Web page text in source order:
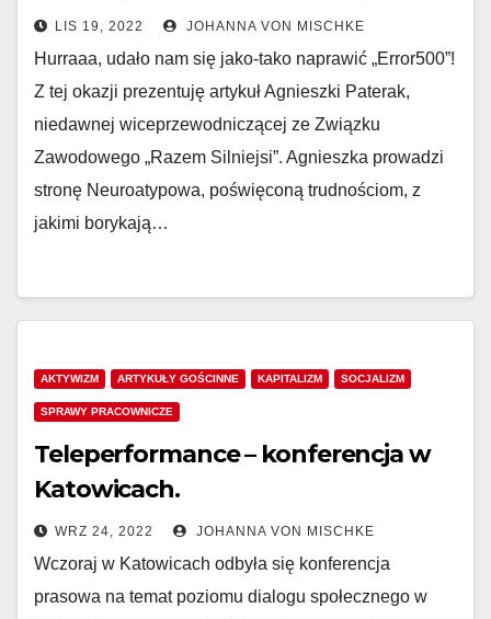
LIS 19, 2022 JOHANNA VON MISCHKE
Hurraaa, udało nam się jako-tako naprawić „Error500”!
Z tej okazji prezentuję artykuł Agnieszki Paterak,
niedawnej wiceprzewodniczącej ze Związku
Zawodowego „Razem Silniejsi”. Agnieszka prowadzi
stronę Neuroatypowa, poświęconą trudnościom, z
jakimi borykają…
AKTYWIZM ARTYKUŁY GOŚCINNE KAPITALIZM SOCJALIZM
SPRAWY PRACOWNICZE
Teleperformance – konferencja w
Katowicach.
WRZ 24, 2022 JOHANNA VON MISCHKE
Wczoraj w Katowicach odbyła się konferencja
prasowa na temat poziomu dialogu społecznego w